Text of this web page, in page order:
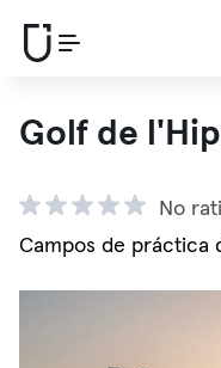
Golf de
No
Campos de práctica